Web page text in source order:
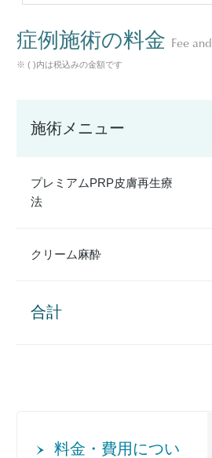
症例施術の料金 Fee
※ ( )内は税込みの金額です
施術メニュー
プレミアムPRP皮膚再生療
法
クリーム麻酔
合計
料金・費用につい